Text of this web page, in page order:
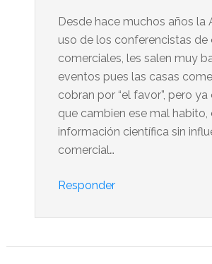
Desde hace muchos años la
uso de los conferencistas de
comerciales, les salen muy
eventos pues las casas
cobran por “el favor”, pero
que cambien ese mal
información científica sin
comercial…
Responder